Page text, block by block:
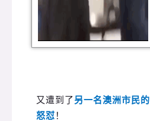
又遭到了 另一名澳洲市民的
怒怼 ！